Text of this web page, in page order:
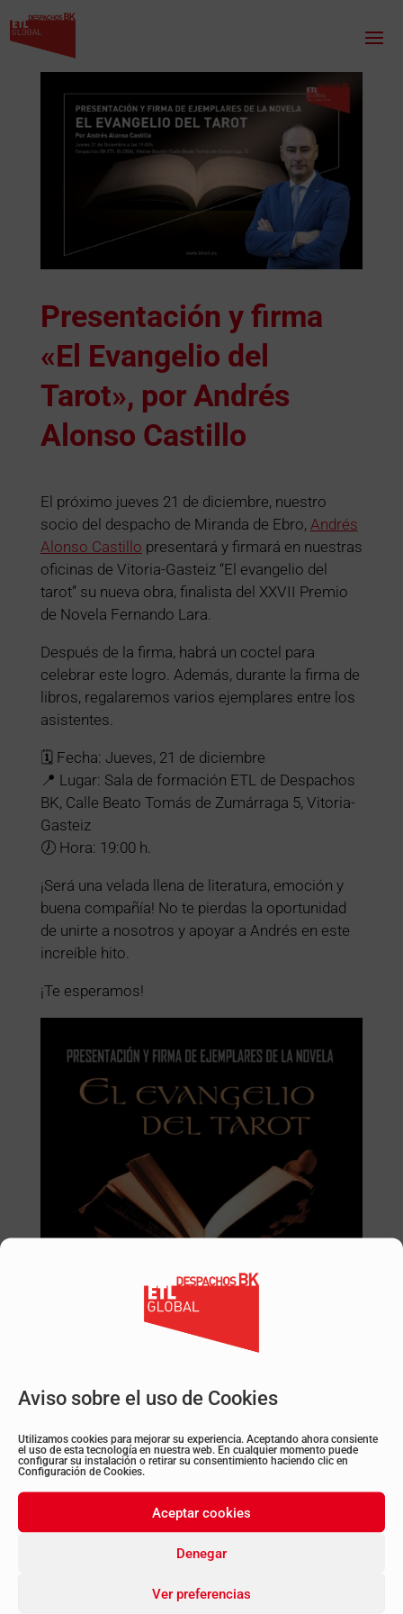
Aviso sobre el uso de Cookies
Utilizamos cookies para mejorar su experiencia. Aceptando ahora consiente
el uso de esta tecnología en nuestra web. En cualquier momento puede
configurar su instalación o retirar su consentimiento haciendo clic en
Configuración de Cookies.
Aceptar cookies
Denegar
Ver preferencias
Presentación y firma
«El Evangelio del
Tarot», por Andrés
Alonso Castillo
El próximo jueves 21 de diciembre, nuestro
socio del despacho de Miranda de Ebro, Andrés
Alonso Castillo presentará y firmará en nuestras
oficinas de Vitoria-Gasteiz “El evangelio del
tarot” su nueva obra, finalista del XXVII Premio
de Novela Fernando Lara.
Después de la firma, habrá un coctel para
celebrar este logro. Además, durante la firma de
libros, regalaremos varios ejemplares entre los
asistentes.
🗓️ Fecha: Jueves, 21 de diciembre
📍 Lugar: Sala de formación ETL de Despachos
BK, Calle Beato Tomás de Zumárraga 5, Vitoria-
Gasteiz
🕖 Hora: 19:00 h.
¡Será una velada llena de literatura, emoción y
buena compañía! No te pierdas la oportunidad
de unirte a nosotros y apoyar a Andrés en este
increíble hito.
¡Te esperamos!
Volver a todos los post